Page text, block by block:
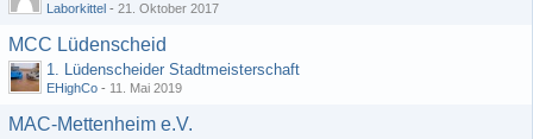
Laborkittel - 21. Oktober 2017
MCC Lüdenscheid
1. Lüdenscheider Stadtmeisterschaft
EHighCo - 11. Mai 2019
MAC-Mettenheim e.V.